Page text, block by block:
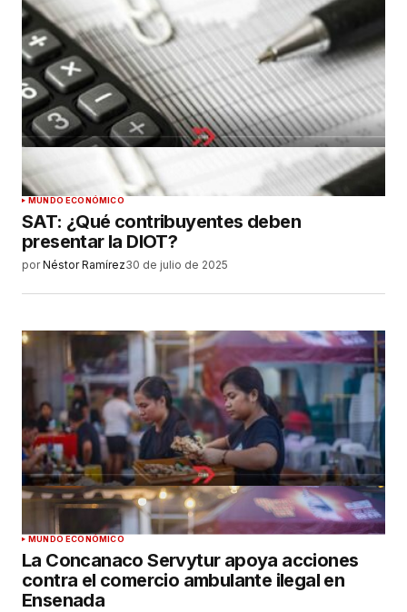
MUNDO ECONÓMICO
SAT: ¿Qué contribuyentes deben
presentar la DIOT?
por Néstor Ramírez30 de julio de 2025
MUNDO ECONÓMICO
La Concanaco Servytur apoya acciones
contra el comercio ambulante ilegal en
Ensenada